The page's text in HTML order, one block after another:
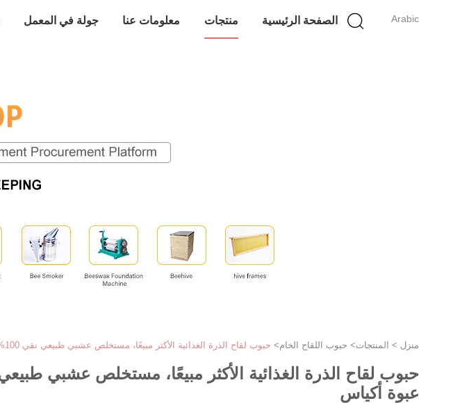
Arabic الصفحة الرئيسية منتجات معلومات عنا جولة في المعمل
منزل > المنتجات> حبوب اللقاح الخام> حبوب لقاح الذرة الغذائية الأكثر مبيعًا، مستخلص عشبي طبيعي نقي 100%، حبوب لقاح النحل من الذرة عالية الجودة في عبوة أكياس
عبوة أكياس